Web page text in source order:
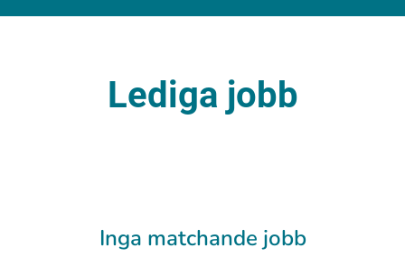
Lediga jobb
Inga matchande jobb